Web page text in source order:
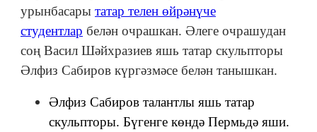
урынбасары татар телен өйрәнүче
студентлар белән очрашкан. Әлеге очрашудан
соң Васил Шәйхразиев яшь татар скульпторы
Әлфиз Сабиров күргәзмәсе белән танышкан.
Әлфиз Сабиров талантлы яшь татар
скульпторы. Бүгенге көндә Пермьдә яши.